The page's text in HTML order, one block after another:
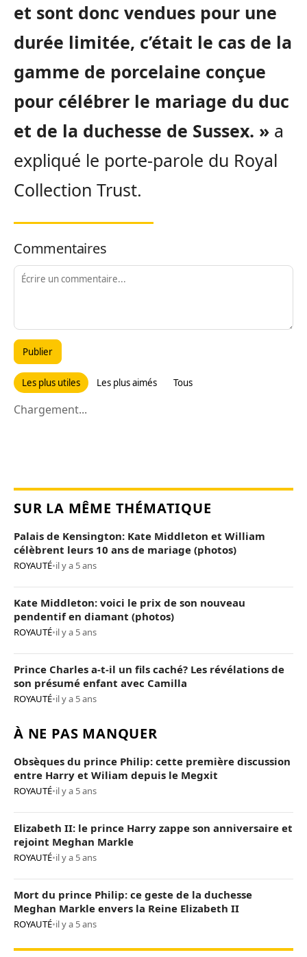
et sont donc vendues pour une
durée limitée, c’était le cas de la
gamme de porcelaine conçue
pour célébrer le mariage du duc
et de la duchesse de Sussex. » a
expliqué le porte-parole du Royal
Collection Trust.
Commentaires
Publier
Les plus utiles Les plus aimés Tous
Chargement...
SUR LA MÊME THÉMATIQUE
Palais de Kensington: Kate Middleton et William
célèbrent leurs 10 ans de mariage (photos)
ROYAUTÉ•il y a 5 ans
Kate Middleton: voici le prix de son nouveau
pendentif en diamant (photos)
ROYAUTÉ•il y a 5 ans
Prince Charles a-t-il un fils caché? Les révélations de
son présumé enfant avec Camilla
ROYAUTÉ•il y a 5 ans
À NE PAS MANQUER
Obsèques du prince Philip: cette première discussion
entre Harry et Wiliam depuis le Megxit
ROYAUTÉ•il y a 5 ans
Elizabeth II: le prince Harry zappe son anniversaire et
rejoint Meghan Markle
ROYAUTÉ•il y a 5 ans
Mort du prince Philip: ce geste de la duchesse
Meghan Markle envers la Reine Elizabeth II
ROYAUTÉ•il y a 5 ans